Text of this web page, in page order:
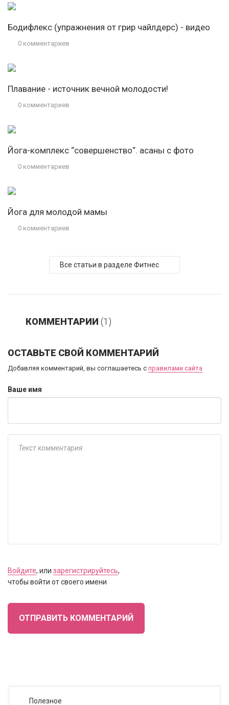
Бодифлекс (упражнения от грир чайлдерс) - видео
0 комментариев
Плавание - источник вечной молодости!
0 комментариев
Йога-комплекс “совершенство“. асаны с фото
0 комментариев
Йога для молодой мамы
0 комментариев
Все статьи в разделе Фитнес
КОММЕНТАРИИ (1)
ОСТАВЬТЕ СВОЙ КОММЕНТАРИЙ
Добавляя комментарий, вы соглашаетесь с правилами сайта
Ваше имя
Войдите, или зарегистрируйтесь,
чтобы войти от своего имени
ОТПРАВИТЬ КОММЕНТАРИЙ
Полезное